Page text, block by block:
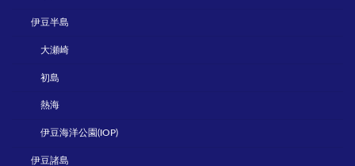
伊豆半島
大瀬崎
初島
熱海
伊豆海洋公園(IOP)
伊豆諸島